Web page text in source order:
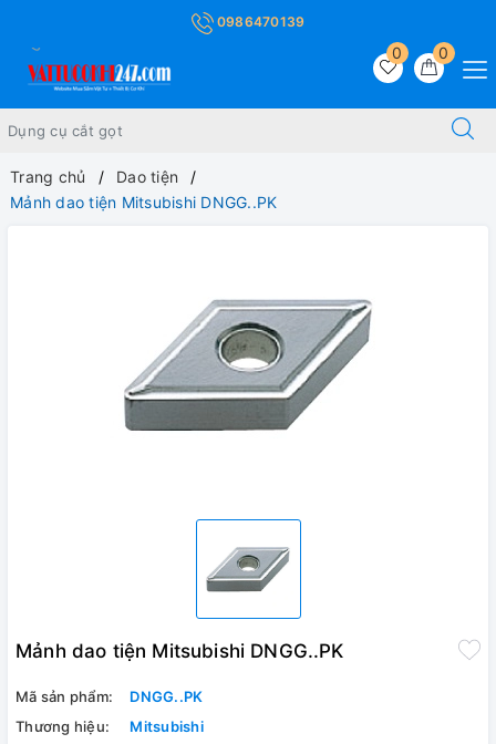
0986470139
0
0
Trang chủ
Dao tiện
Mảnh dao tiện Mitsubishi DNGG..PK
Mảnh dao tiện Mitsubishi DNGG..PK
Mã sản phẩm:
DNGG..PK
Thương hiệu:
Mitsubishi